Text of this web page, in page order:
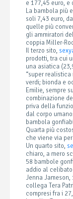
e 177,45 euro, e
La bambola più
soli 7,43 euro,
quelle più
gli ammiratori
coppia Miller-
Il terzo sito,
prodotti, tra cui
una asiatica
“super
verdi; bionda e
Emilie, sempre
combinazione
priva della
dal corpo
bambola
Quarta più
che viene via
Un quarto sito,
chiaro, a mero
58 bambole
addio al
Jenna
collega Tera
compresi fra i